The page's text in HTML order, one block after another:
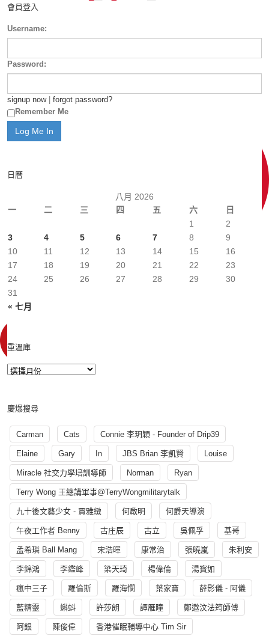
會員登入
Username:
Password:
signup now| forgot password?
Remember Me
日曆
八月 2026
一
二 三 四 五 六 日
« 七月
1
2
3
4 5 6 7 8
9
10
11 12 13 14 15
16
17
18 19 20 21 22
23
24
25 26 27 28 29
30
31
重溫庫
慶爆搜尋
Carman Cats Connie 李玥穎 - Founder of Drip39
Elaine Gary In JBS Brian 李凱賢 Louise
Miracle 社交力學培訓導師 Norman Ryan
Terry Wong 王總講軍事@TerryWongmilitarytalk
九十後文藝少女 - 賈雅緻 何啟明 何爵天導演
午夜工作者 Benny 古庄辰 古立 吳佩孚 基哥
孟希璘 Ball Mang 宋浩暉 康常治 張曉嵐 朱利安
李錦鴻 李鑑峰 梁天琦 楊偉倫 湯寳如
瘋中三子 羅倫斯 羅海憫 葉家寶 薛影儀 - 阿儀
藍精靈 蝌蚪 許莎朗 譚雁瞳 鄭遨汶法筠師傅
阿銀 陳俊偉 香港催眠輔導中心 Tim Sir